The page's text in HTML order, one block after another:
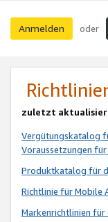
Anmelden oder
zuletzt
Vergütungskatalog
Voraussetzungen
Produktkatalog für
Richtlinie für Mobile
Markenrichtlinien